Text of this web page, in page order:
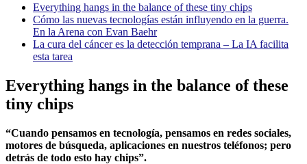
Everything hangs in the balance of these tiny chips
Cómo las nuevas tecnologías están influyendo en la guerra.
En la Arena con Evan Baehr
La cura del cáncer es la detección temprana – La IA facilita
esta tarea
Everything hangs in the balance of these
tiny chips
“Cuando pensamos en tecnología, pensamos en redes sociales,
motores de búsqueda, aplicaciones en nuestros teléfonos; pero
detrás de todo esto hay chips”.